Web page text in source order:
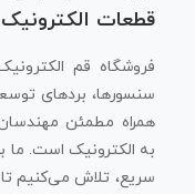
قطعات
فروشگاه قم
سنسورها، بردهای
همراه مطمئن
به الکترونیک است.
سریع، تلاش می‌کنیم تا